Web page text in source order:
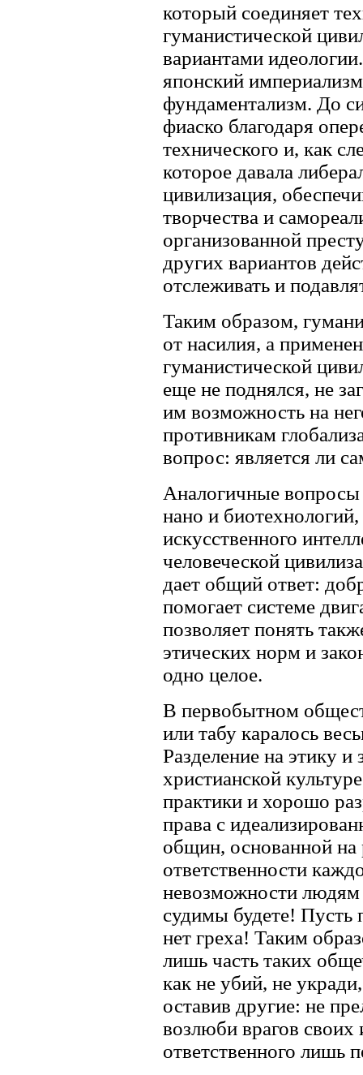
который соединяет
гуманистической
вариантами
японский
фундаментализм. До
фиаско благодаря
технического и, как
которое давала
цивилизация,
творчества и
организованной
других вариантов
отслеживать и
Таким образом,
от насилия, а
гуманистической
еще не поднялся, не
им возможность на
противникам
вопрос: является ли
Аналогичные вопросы
нано и
искусственного
человеческой
дает общий ответ:
помогает системе
позволяет понять
этических норм и
одно целое.
В первобытном
или табу каралось
Разделение на этику
христианской
практики и хорошо
права с
общин, основанной на
ответственности
невозможности людям
судимы будете! Пусть
нет греха! Таким
лишь часть таких
как не убий, не
оставив другие: не
возлюби врагов своих
ответственного лишь